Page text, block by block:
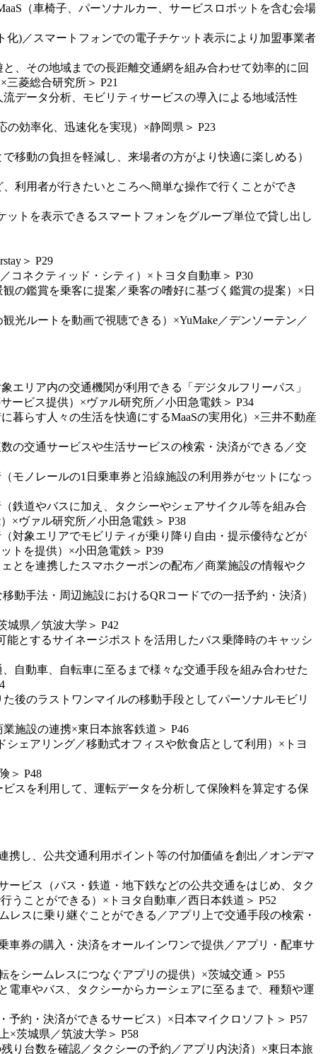
（車椅子、パーソナルカー、サービスロボットを含む会場
化)／スマートフォンでの電子チケット表示により加盟事業者
、その地域までの長距離交通網を組み合わせて効率的に回
菱総合研究所＞ P21
データ分析、モビリティサービスの導入による地域活性
効率化、迅速化を実現）×静岡県＞ P23
移動の負担を軽減し、来場者の方がより快適に楽しめる）
利用者が行きたいところへ簡単な操作で行くことができ
トを表示できるスマートフォンをグループ単位で貸し出し
＞ P29
コネクティッド・シティ）×トヨタ自動車＞ P30
の鑑賞を乗客に提案／乗客の嗜好に基づく鑑賞の提案）×日
光ルートを動画で視聴できる）×YuMake／デンソーテン／
エリア内の交通機関が利用できる「デジタルフリーパス」
ービス提供）×ヴァル研究所／小田急電鉄＞ P34
暮らす人々の生活を快適にするMaaSの実用化）×三井不動産
の交通サービスや生活サービスの検索・決済ができる／交
モノレールの1日乗車券と沿線施設の利用券がセットになっ
鉄道やバスに加え、タクシーやシェアサイクル等を組み合
×ヴァル研究所／小田急電鉄＞ P38
対象エリアでモビリティが乗り降り自由・提示優待などが
トを提供）×小田急電鉄＞ P39
とを連携したスマホクーポンの配布／商業施設の情報やク
動手法・周辺施設におけるQRコードでの一括予約・決済）
城県／筑波大学＞ P42
能とするサイネージポストを活用したバス乗降時のキャッシ
自動車、自転車に至るまで様々な交通手段を組み合わせた
後のラストワンマイルの移動手段としてパーソナルモビリ
施設の連携×東日本旅客鉄道＞ P46
ェアリング／移動式オフィスや飲食店として利用）×トヨ
＞ P48
スを利用して、運転データを分析して保険料を算定する保
携し、公共交通利用ポイント等の付加価値を創出／オンデマ
ービス（バス・鉄道・地下鉄などの公共交通をはじめ、タク
うことができる）×トヨタ自動車／西日本鉄道＞ P52
スに乗り継ぐことができる／アプリ上で交通手段の検索・
車券の購入・決済をオールインワンで提供／アプリ・配車サ
をシームレスにつなぐアプリの提供）×茨城交通＞ P55
電車やバス、タクシーからカーシェアに至るまで、種類や運
約・決済ができるサービス）×日本マイクロソフト＞ P57
×茨城県／筑波大学＞ P58
り台数を確認／タクシーの予約／アプリ内決済）×東日本旅